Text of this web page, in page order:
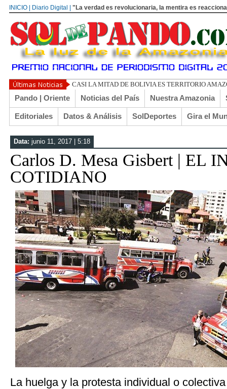
INICIO | Diario Digital | "La verdad es revolucionaria, la mentira es
UN LIBERTA
Pando | Oriente Noticias del País Nuestra Amazonia
Editoriales Datos & Análisis SolDeportes Gira el
Data: junio 11, 2017 | 5:18
Carlos D. Mesa Gisbert | EL
COTIDIANO
La huelga y la protesta individual o